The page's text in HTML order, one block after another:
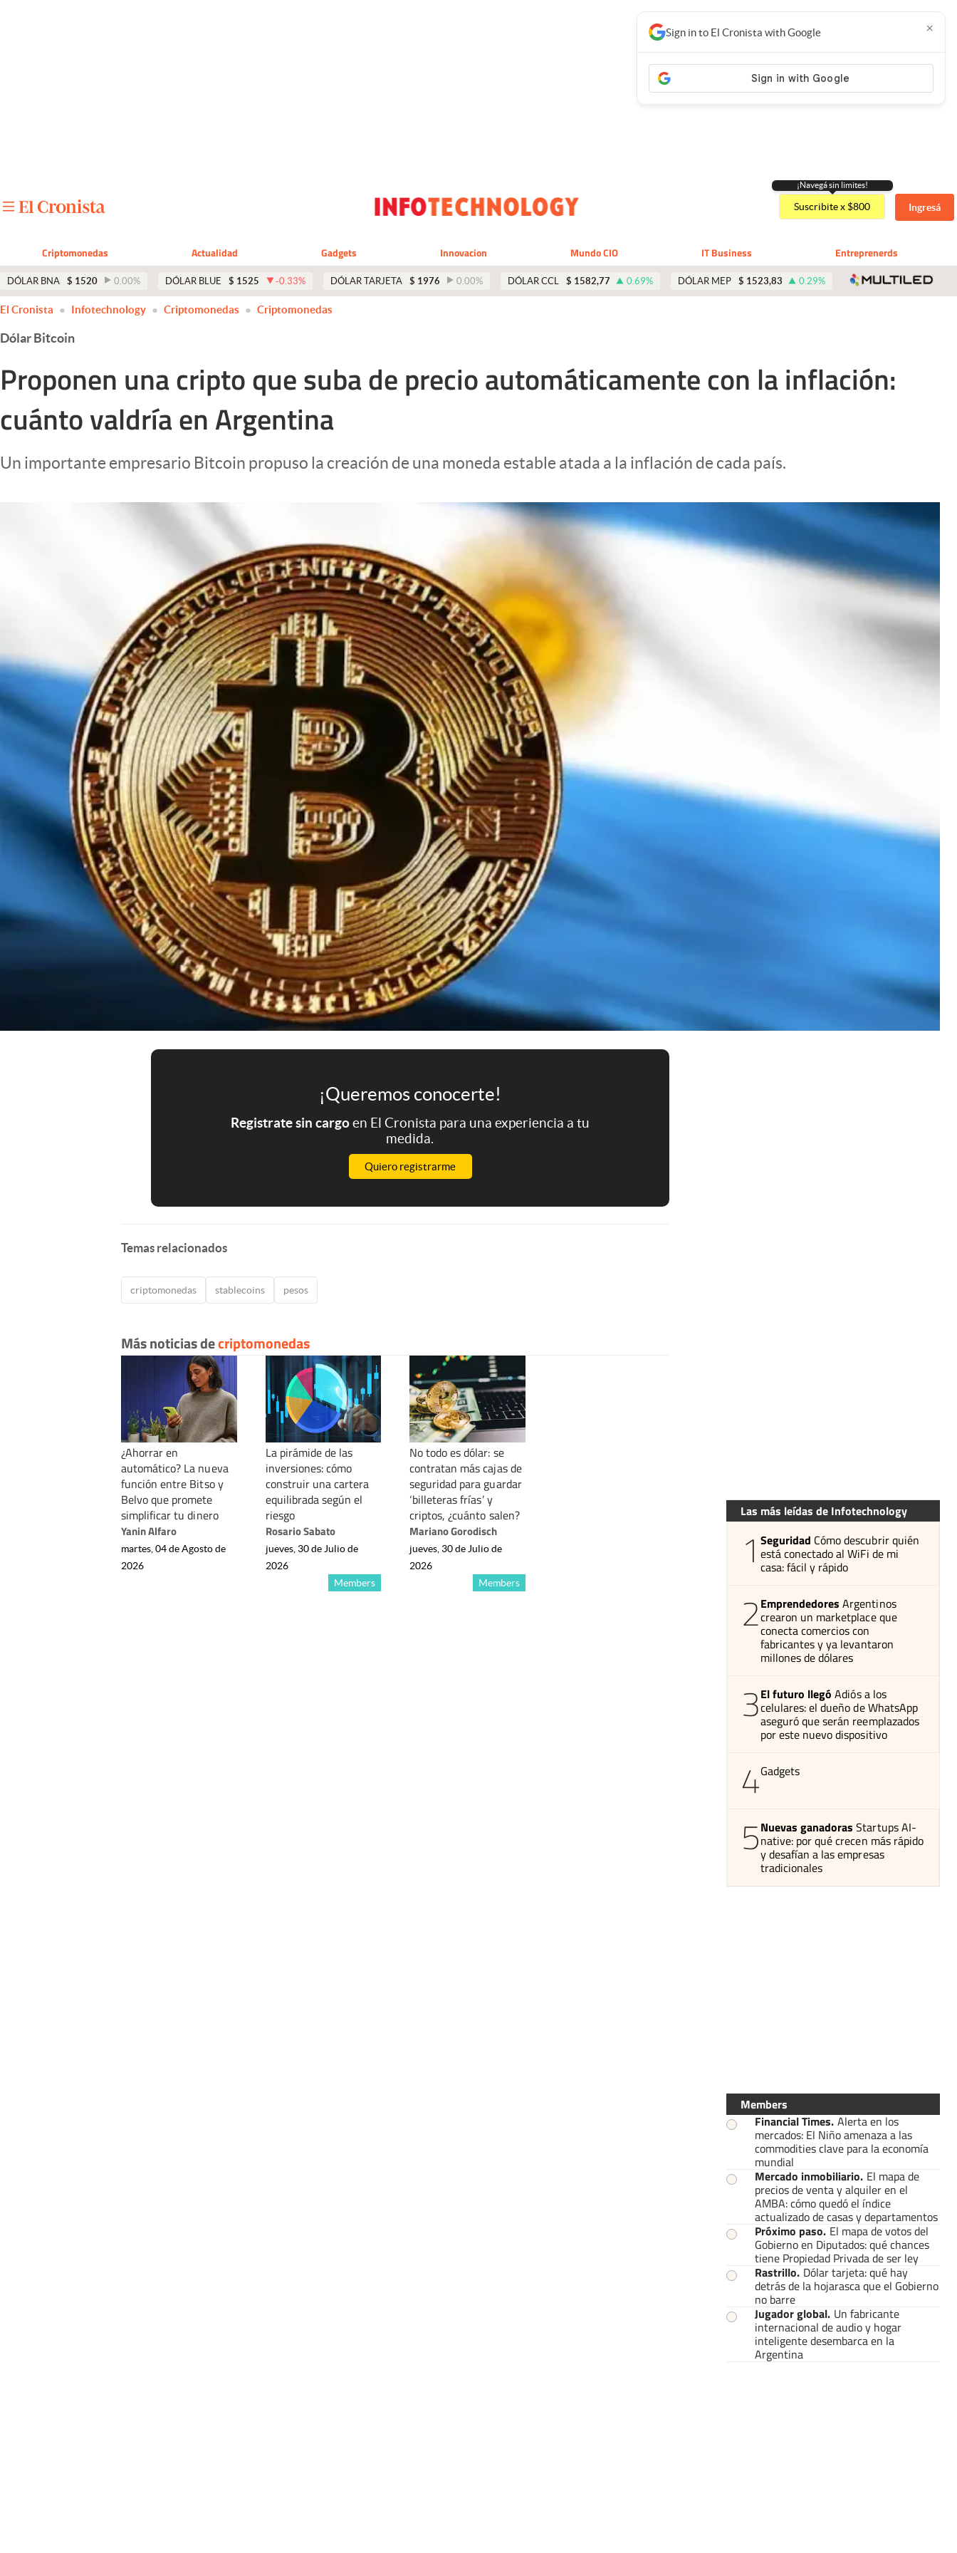
Apertura
Clima
Mundial 2026
El Cronista Studio
¡Navegá sin limites!
Suscribite x $800 Ingresá
Criptomonedas Actualidad Gadgets Innovacion Mundo CIO IT Business Entreprenerds
DÓLAR BNA $ 1520 0.00% DÓLAR BLUE $ 1525 -0.33% DÓLAR TARJETA $ 1976 0.00% DÓLAR CCL $ 1582,77 0.69% DÓLAR MEP $ 1523,83 0.29%
Sign in to El Cronista with Google ×
El Cronista Infotechnology Criptomonedas Criptomonedas
Dólar Bitcoin
Proponen una cripto que suba de precio automáticamente con la inflación:
cuánto valdría en Argentina
Un importante empresario Bitcoin propuso la creación de una moneda estable atada a la inflación de cada país.
¡Queremos conocerte!
Registrate sin cargoen El Cronista para una experiencia a tu
medida.
Quiero registrarme
Temas relacionados
criptomonedas stablecoins pesos
Más noticias decriptomonedas
¿Ahorrar en
automático? La nueva
función entre Bitso y
Belvo que promete
simplificar tu dinero
Yanin Alfaro
martes, 04 de Agosto de
2026
La pirámide de las
inversiones: cómo
construir una cartera
equilibrada según el
riesgo
Rosario Sabato
Members
jueves, 30 de Julio de
2026
No todo es dólar: se
contratan más cajas de
seguridad para guardar
‘billeteras frías’ y
criptos, ¿cuánto salen?
Mariano Gorodisch
Members
jueves, 30 de Julio de
2026
Las más leídas de Infotechnology
1 Seguridad Cómo descubrir quién
está conectado al WiFi de mi
casa: fácil y rápido
2Emprendedores Argentinos
crearon un marketplace que
conecta comercios con
fabricantes y ya levantaron
millones de dólares
3El futuro llegó Adiós a los
celulares: el dueño de WhatsApp
aseguró que serán reemplazados
por este nuevo dispositivo
4Gadgets
5Nuevas ganadoras Startups AI-
native: por qué crecen más rápido
y desafían a las empresas
tradicionales
Members
Financial Times. Alerta en los
mercados: El Niño amenaza a las
commodities clave para la economía
mundial
Mercado inmobiliario. El mapa de
precios de venta y alquiler en el
AMBA: cómo quedó el índice
actualizado de casas y departamentos
Próximo paso. El mapa de votos del
Gobierno en Diputados: qué chances
tiene Propiedad Privada de ser ley
Rastrillo. Dólar tarjeta: qué hay
detrás de la hojarasca que el Gobierno
no barre
Jugador global. Un fabricante
internacional de audio y hogar
inteligente desembarca en la
Argentina